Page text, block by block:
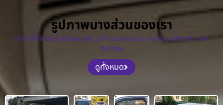
รูปภาพบางส่วนของเรา
บริการให้เช่ารถตู้ พร้อมคนขับ VIP แบบครบวงจร รถสวย บริการดี ราคา
มิตรภาพ
ดูทั้งหมด